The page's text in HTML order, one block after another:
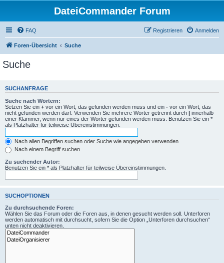
DateiCommander Forum
FAQ Anmelden
Registrieren
Foren-Übersicht Suche
Suche
SUCHANFRAGE
Suche nach Wörtern:
Setzen Sie ein + vor ein Wort, das gefunden werden muss und ein - vor ein Wort, das
nicht gefunden werden darf. Verwenden Sie mehrere Wörter getrennt durch | innerhalb
einer Klammer, wenn nur eines der Wörter gefunden werden muss. Benutzen Sie ein *
als Platzhalter für teilweise Übereinstimmungen.
Nach allen Begriffen suchen oder Suche wie angegeben verwenden
Nach einem Begriff suchen
Zu suchender Autor:
Benutzen Sie ein * als Platzhalter für teilweise Übereinstimmungen.
SUCHOPTIONEN
Zu durchsuchende Foren:
Wählen Sie das Forum oder die Foren aus, in denen gesucht werden soll. Unterforen
werden automatisch mit durchsucht, sofern Sie die Option „Unterforen durchsuchen“
unten nicht deaktivieren.